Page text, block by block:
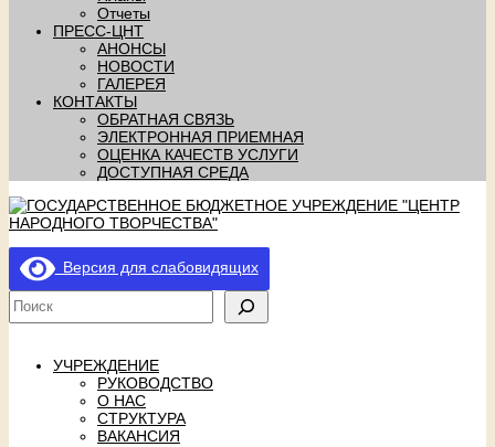
Отчеты
ПРЕСС-ЦНТ
АНОНСЫ
НОВОСТИ
ГАЛЕРЕЯ
КОНТАКТЫ
ОБРАТНАЯ СВЯЗЬ
ЭЛЕКТРОННАЯ ПРИЕМНАЯ
ОЦЕНКА КАЧЕСТВ УСЛУГИ
ДОСТУПНАЯ СРЕДА
Версия для слабовидящих
УЧРЕЖДЕНИЕ
РУКОВОДСТВО
О НАС
СТРУКТУРА
ВАКАНСИЯ